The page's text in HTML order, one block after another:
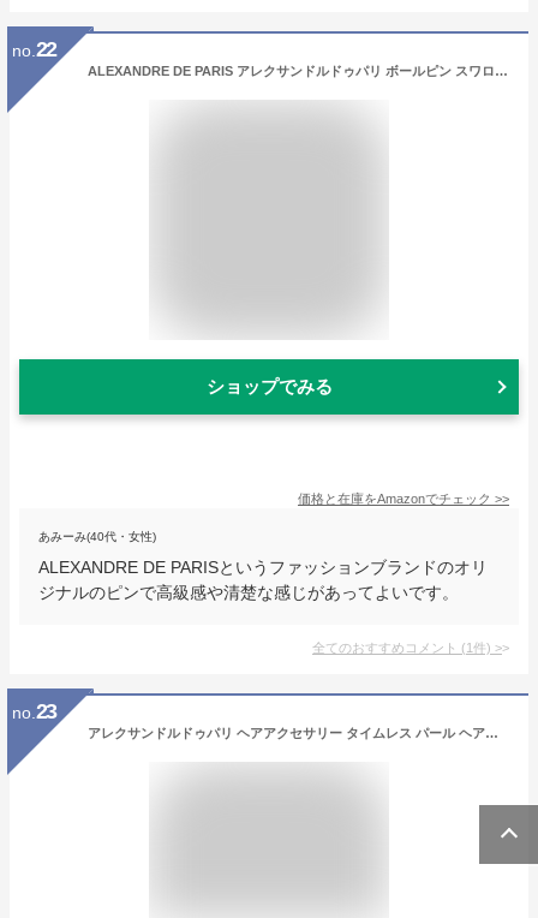
no. 22
ALEXANDRE DE PARIS アレクサンドルドゥパリ ボールピン スワロフスキークリスタルパール TIMELESS ATB-17243-02 髪留め ピン留め ヘアピン, NOIR（ブラック） [並行輸入品]
ショップでみる
価格と在庫をAmazonでチェック >>
あみーみ(40代・女性)
ALEXANDRE DE PARISというファッションブランドのオリ
ジナルのピンで高級感や清楚な感じがあってよいです。
全てのおすすめコメント (1件) >
no. 23
アレクサンドルドゥパリ ヘアアクセサリー タイムレス パール ヘアピン ブラック レディース ALEXANDRE DE PARIS AA81691903 N2 クリスマス ギフト